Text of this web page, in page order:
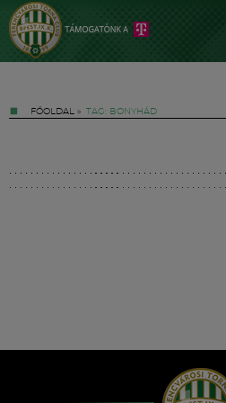
FŐOLDAL » TAG: BONYHÁD
Hírek